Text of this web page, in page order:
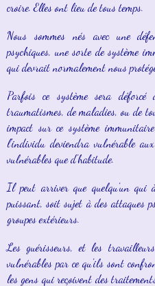
croire. Elles ont lieu de tous temps.
Nous sommes nés avec une
psychiques, une sorte de système
qui devrait normalement nous
Parfois ce système sera déforcé
traumatismes, de maladies, ou de
impact sur ce système
l'individu deviendra vulnérable aux
vulnérables que d'habitude.
Il peut arriver que quelqu'un qui
puissant, soit sujet à des attaques
groupes extérieurs.
Les guérisseurs, et les
vulnérables par ce qu'ils sont
les gens qui reçoivent des